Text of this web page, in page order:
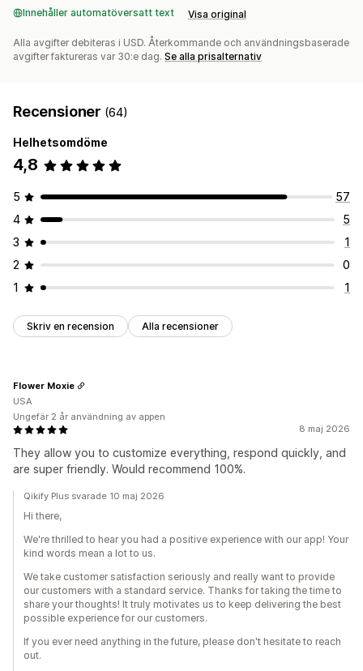
Innehåller automatöversatt text Visa original
Alla avgifter debiteras i USD. Återkommande och användningsbaserade
avgifter faktureras var 30:e dag. Se alla prisalternativ
Recensioner (64)
Helhetsomdöme
4,8
5
57
4
5
3
1
2
0
1
1
Skriv en recension Alla recensioner
8 maj 2026
They allow you to customize everything, respond quickly, and
are super friendly. Would recommend 100%.
Flower Moxie
USA
Ungefär 2 år användning av appen
Qikify Plus svarade 10 maj 2026
Hi there,
We're thrilled to hear you had a positive experience with our app! Your
kind words mean a lot to us.
We take customer satisfaction seriously and really want to provide
our customers with a standard service. Thanks for taking the time to
share your thoughts! It truly motivates us to keep delivering the best
possible experience for our customers.
If you ever need anything in the future, please don't hesitate to reach
out.